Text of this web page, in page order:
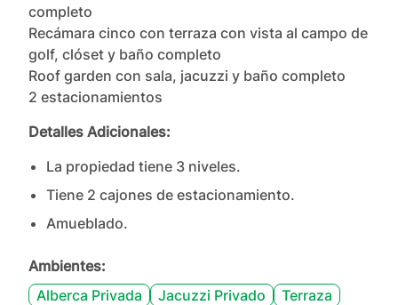
completo
Recámara cinco con terraza con vista al campo de
golf, clóset y baño completo
Roof garden con sala, jacuzzi y baño completo
2 estacionamientos
Detalles Adicionales:
La propiedad tiene 3 niveles.
Tiene 2 cajones de estacionamiento.
Amueblado.
Ambientes:
Alberca Privada
Jacuzzi Privado
Terraza